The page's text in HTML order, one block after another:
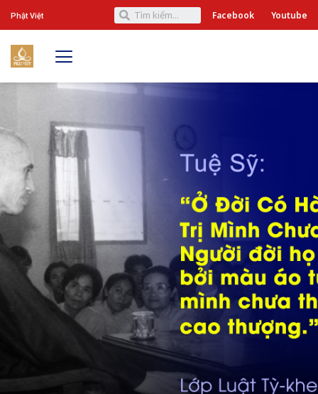
Phật Việt Facebook Youtube